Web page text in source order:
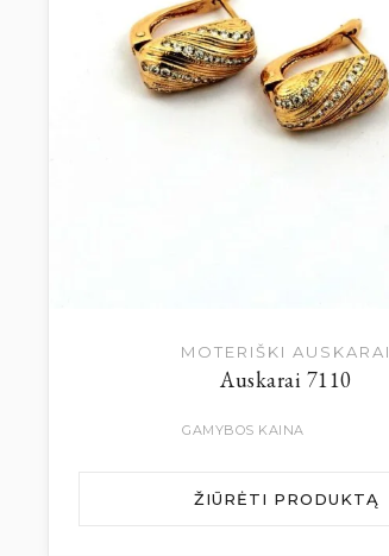
MOTERIŠKI AUSKARAI
Auskarai 7110
GAMYBOS KAINA
ŽIŪRĖTI PRODUKTĄ